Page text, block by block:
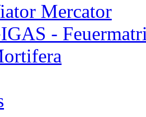
Mercator
-